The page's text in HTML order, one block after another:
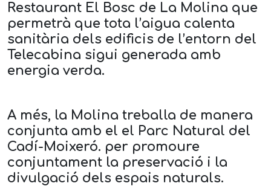
Restaurant El Bosc de La Molina que
permetrà que tota l’aigua calenta
sanitària dels edificis de l’entorn del
Telecabina sigui generada amb
energia verda.
A més, la Molina treballa de manera
conjunta amb el el Parc Natural del
Cadí-Moixeró. per promoure
conjuntament la preservació i la
divulgació dels espais naturals.